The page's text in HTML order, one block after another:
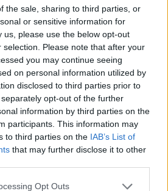
the sale, sharing to third parties, or
or sensitive information for
us, please use the below opt-out
Please note that after your
you may continue seeing
on personal information utilized by
disclosed to third parties prior to
opt-out of the further
information by third parties on the
participants. This information may
to third parties on the IAB’s List of
that may further disclose it to other
Opt Outs
majd a hatlelkes Nagygécére
idős nővel beszélgetve jegyezte
nyugdíjemelés jöhet, ha a
1970-ben az árvíz elmosta
majdnem nyolcszázan éltek. Az
az embereknek...
hírarchívumához